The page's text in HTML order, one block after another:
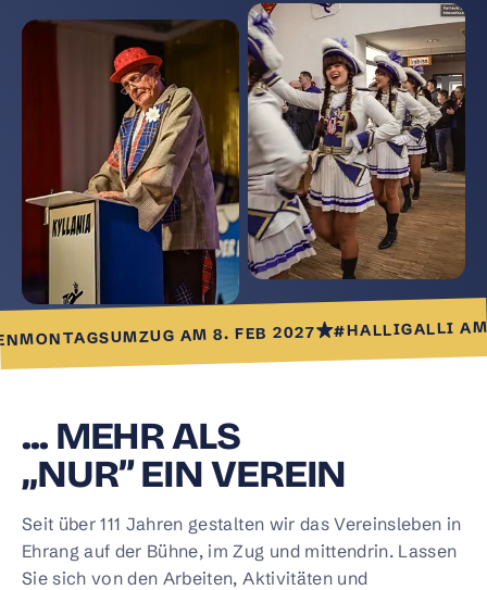
AM 8. FEB 2027 #HALLIGALLI AM 8.
... MEHR ALS
„NUR” EIN VEREIN
Seit über 111 Jahren gestalten wir das Vereinsleben in
Ehrang auf der Bühne, im Zug und mittendrin. Lassen
Sie sich von den Arbeiten, Aktivitäten und